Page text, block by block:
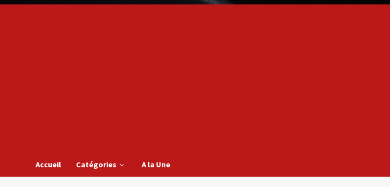
Accueil Catégories A la Une